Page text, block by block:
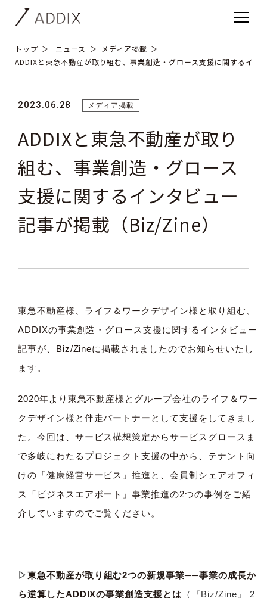
トップ ニュース
メディア掲載
ADDIXと東急不動産が取り組む、事業創造・グロース支援に関するイ
2023.06.28 メディア掲載
ADDIXと東急不動産が取り
組む、事業創造・グロース
支援に関するインタビュー
記事が掲載（Biz/Zine）
東急不動産様、ライフ＆ワークデザイン様と取り組む、
ADDIXの事業創造・グロース支援に関するインタビュー
記事が、Biz/Zineに掲載されましたのでお知らせいたし
ます。
2020年より東急不動産様とグループ会社のライフ＆ワー
クデザイン様と伴走パートナーとして支援をしてきまし
た。今回は、サービス構想策定からサービスグロースま
で多岐にわたるプロジェクト支援の中から、テナント向
けの「健康経営サービス」推進と、会員制シェアオフィ
ス「ビジネスエアポート」事業推進の2つの事例をご紹
介していますのでご覧ください。
▷東急不動産が取り組む2つの新規事業──事業の成長か
ら逆算したADDIXの事業創造支援とは （『Biz/Zine』 2